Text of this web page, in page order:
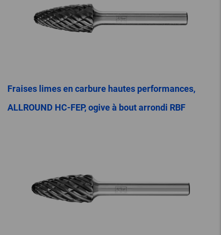
Fraises limes en carbure hautes performances,
ALLROUND HC-FEP, ogive à bout arrondi RBF